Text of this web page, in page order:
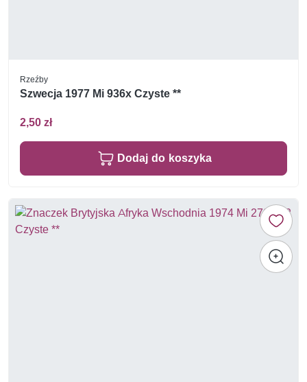
Rzeźby
Szwecja 1977 Mi 936x Czyste **
2,50 zł
Dodaj do koszyka